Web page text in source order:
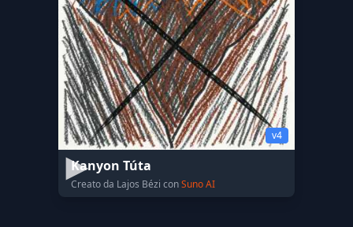
v4
Kanyon Túta
Creato da Lajos Bézi conSuno AI